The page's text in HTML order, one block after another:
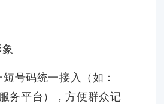
号码统一接入（如：
务平台），方便群众记